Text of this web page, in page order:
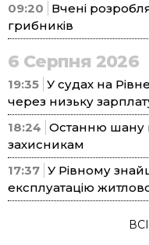
09:20
Вчені
грибників
6 Серпня 2026
19:35 У судах на
через низьку
18:24 Останню шану
захисникам
17:37 У Рівному
експлуатацію